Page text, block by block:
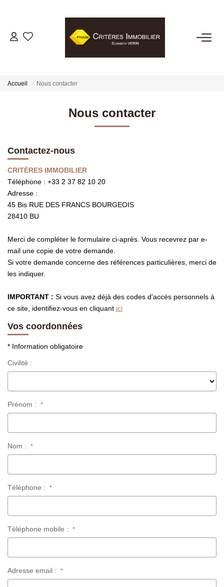
GESTION LOCATIVE
BIENS VENDUS
NOTRE AGENCE
Notre Équipe
Accueil Nous contacter
Nous contacter
Contactez-nous
CRITÈRES IMMOBILIER
Téléphone : +33 2 37 82 10 20
Adresse :
45 Bis RUE DES FRANCS BOURGEOIS
28410 BU
Merci de compléter le formulaire ci-après. Vous recevrez par e-
mail une copie de votre demande.
Si votre demande concerne des références particulières, merci de
les indiquer.
IMPORTANT : Si vous avez déjà des codes d'accés personnels à
ce site, identifiez-vous en cliquant ici
Vos coordonnées
* Information obligatoire
Civilité :
Prénom : *
Nom : *
Téléphone : *
Téléphone mobile : *
Adresse email : *